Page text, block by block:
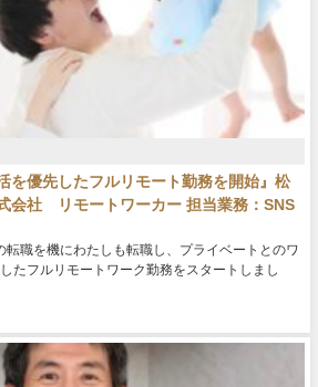
を優先したフルリモート勤務を開始』松
会社 リモートワーカー 担当業務：SNS
職を機にわたしも転職し、プライベートとのワ
たフルリモートワーク勤務をスタートしまし